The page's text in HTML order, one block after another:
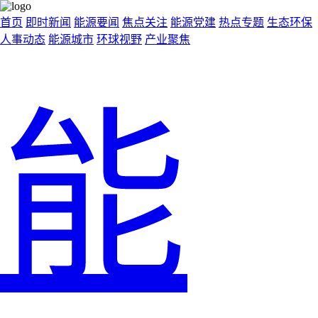
首页 即时新闻 能源要闻 焦点关注 能源党建 热点专题 生态环保
人事动态 能源城市 环球视野 产业聚焦
能